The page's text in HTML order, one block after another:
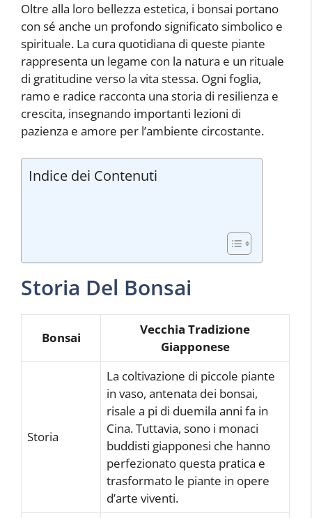
Oltre alla loro bellezza estetica, i bonsai portano
con sé anche un profondo significato simbolico e
spirituale. La cura quotidiana di queste piante
rappresenta un legame con la natura e un rituale
di gratitudine verso la vita stessa. Ogni foglia,
ramo e radice racconta una storia di resilienza e
crescita, insegnando importanti lezioni di
pazienza e amore per l’ambiente circostante.
Indice dei Contenuti
Storia Del Bonsai
Bonsai
Vecchia Tradizione
Giapponese
Storia
La coltivazione di piccole piante
in vaso, antenata dei bonsai,
risale a pi di duemila anni fa in
Cina. Tuttavia, sono i monaci
buddisti giapponesi che hanno
perfezionato questa pratica e
trasformato le piante in opere
d’arte viventi.